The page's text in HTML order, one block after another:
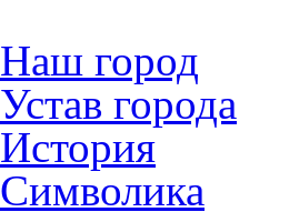
Наш город
Устав города
История
Символика